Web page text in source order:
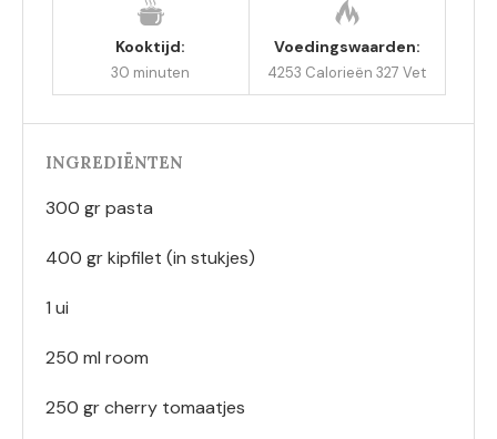
Kooktijd:
30 minuten
Voedingswaarden:
4253 Calorieën 327 Vet
INGREDIËNTEN
300 gr pasta
400 gr kipfilet (in stukjes)
1 ui
250 ml room
250 gr cherry tomaatjes